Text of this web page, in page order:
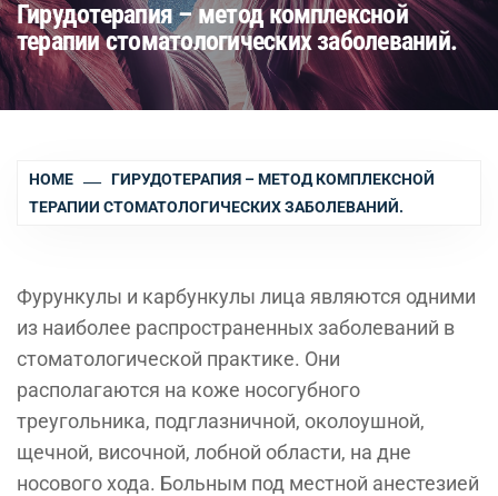
Гирудотерапия – метод комплексной
терапии стоматологических заболеваний.
HOME
ГИРУДОТЕРАПИЯ – МЕТОД КОМПЛЕКСНОЙ
ТЕРАПИИ СТОМАТОЛОГИЧЕСКИХ ЗАБОЛЕВАНИЙ.
Фурункулы и карбункулы лица являются одними
из наиболее распространенных заболеваний в
стоматологической практике. Они
располагаются на коже носогубного
треугольника, подглазничной, околоушной,
щечной, височной, лобной области, на дне
носового хода. Больным под местной анестезией